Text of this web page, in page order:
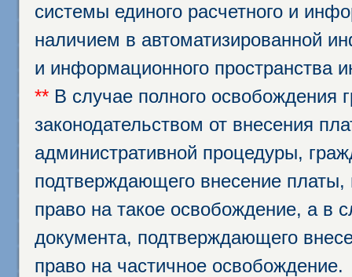
системы единого расчетного и
наличием в автоматизированной
и информационного пространства
** В случае полного освобождения
законодательством от внесения
административной процедуры,
подтверждающего внесение
право на такое освобождение, а в
документа, подтверждающего
право на частичное освобождение.